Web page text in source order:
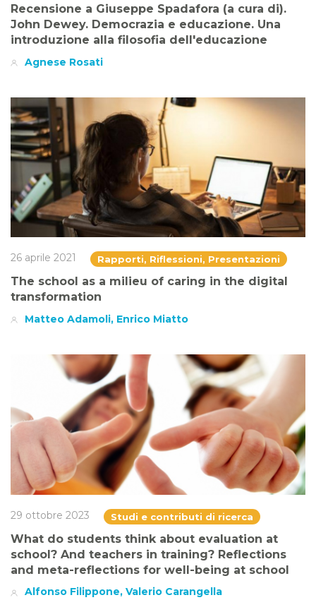
Recensione a Giuseppe Spadafora (a cura di).
John Dewey. Democrazia e educazione. Una
introduzione alla filosofia dell'educazione
Agnese Rosati
26 aprile 2021 Rapporti, Riflessioni, Presentazioni
The school as a milieu of caring in the digital
transformation
Matteo Adamoli, Enrico Miatto
29 ottobre 2023 Studi e contributi di ricerca
What do students think about evaluation at
school? And teachers in training? Reflections
and meta-reflections for well-being at school
Alfonso Filippone, Valerio Carangella